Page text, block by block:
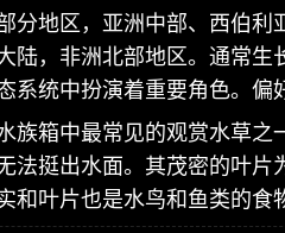
分地区，亚洲中部、西伯利
陆，非洲北部地区。通常生
系统中扮演着重要角色。偏
族箱中最常见的观赏水草之
法挺出水面。其茂密的叶片
和叶片也是水鸟和鱼类的食